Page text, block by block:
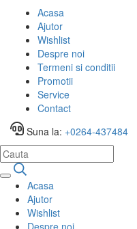
Acasa
Ajutor
Wishlist
Despre noi
Termeni si conditii
Promotii
Service
Contact
Suna la: +0264-437484
Acasa
Ajutor
Wishlist